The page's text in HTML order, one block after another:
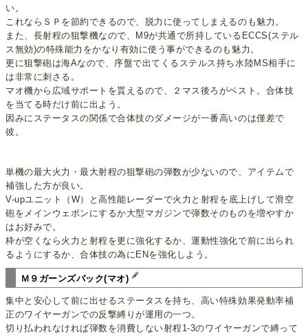
い。
これならＳＰを節約できるので、脱力に使ってしまえるのも魅力。
また、長射程の狙撃機なので、M9が共通で所持しているECCS(ステル
ス無効)の特殊能力をかなり有効に使う事ができるのも魅力。
更に狙撃砲は海Aなので、序盤で出てくるステルス持ち水陸MS相手に
は非常に刺さる。
マオ機から広域サポートを貰えるので、２マス後ろがベスト。合体技
を当てる時だけ前に出よう。
因みにステータスの関係で合体技のダメージが一番高いのは僅差で
彼。
単機の最大火力・最大射程の狙撃砲の弾数が少ないので、アイテムで
補強した方が良い。
V-upユニット（W）と高性能レーダーで火力と射程を底上げして滑空
砲をメインウェポンにするか大型マガジンで弾数そのものを増やすか
はお好みで。
枠が空くなら火力と射程を更に強化するか、運動性強化で前に出られ
るようにするか、合体技の為にENを強化しよう。
Ｍ９ガーンズバック(マオ)
集中と安心して前に出せるステータスを持ち、高い特殊効果発動率補
正のワイヤーガンでの反撃縛りが運用の一つ。
切り払われなければ弾数を消費しない射程1-3のワイヤーガンで縛って